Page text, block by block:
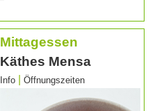
Mittagessen
Käthes Mensa
Info Öffnungszeiten